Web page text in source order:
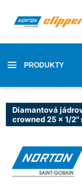
PRODUKTY
Diamantová
crowned 25 x 1/2"